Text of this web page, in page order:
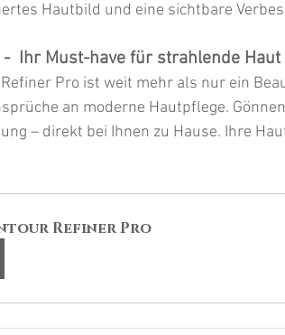
Hautbild und eine sichtbare
Ihr Must-have für strahlende Haut
Pro ist weit mehr als nur ein
an moderne Hautpflege.
– direkt bei Ihnen zu Hause. Ihre
Refiner Pro